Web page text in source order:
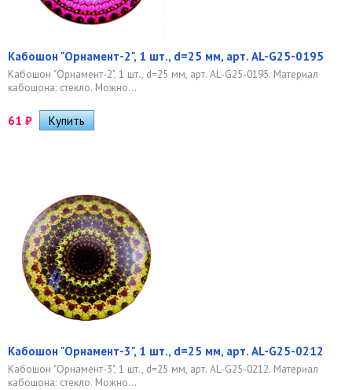
Кабошон "Орнамент-2", 1 шт., d=25 мм, арт. AL-G25-0195
Кабошон "Орнамент-2", 1 шт., d=25 мм, арт. AL-G25-0195. Материал
кабошона: стекло. Можно...
61 ₽
Кабошон "Орнамент-3", 1 шт., d=25 мм, арт. AL-G25-0212
Кабошон "Орнамент-3", 1 шт., d=25 мм, арт. AL-G25-0212. Материал
кабошона: стекло. Можно...